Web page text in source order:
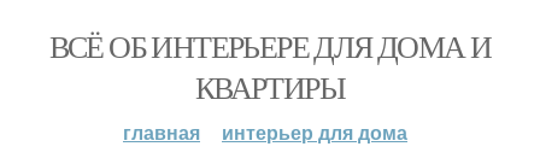
ВСЁ ОБ ИНТЕРЬЕРЕ ДЛЯ ДОМА И
КВАРТИРЫ
главная
интерьер для дома